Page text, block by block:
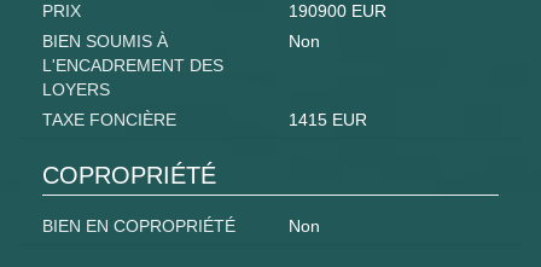
PRIX
190900 EUR
BIEN SOUMIS À
L'ENCADREMENT DES
LOYERS
Non
TAXE FONCIÈRE 1415 EUR
COPROPRIÉTÉ
BIEN EN COPROPRIÉTÉ Non